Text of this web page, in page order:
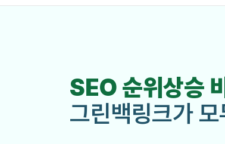
SEO 순위상승
그린백링크가 모